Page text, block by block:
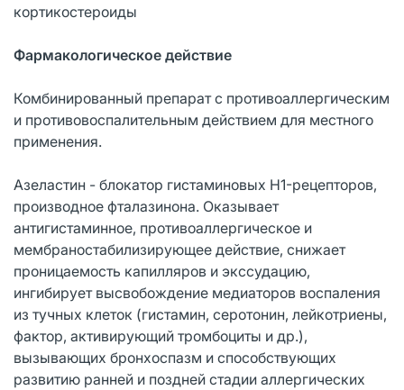
кортикостероиды
Фармакологическое действие
Комбинированный препарат с противоаллергическим
и противовоспалительным действием для местного
применения.
Азеластин - блокатор гистаминовых H1-рецепторов,
производное фталазинона. Оказывает
антигистаминное, противоаллергическое и
мембраностабилизирующее действие, снижает
проницаемость капилляров и экссудацию,
ингибирует высвобождение медиаторов воспаления
из тучных клеток (гистамин, серотонин, лейкотриены,
фактор, активирующий тромбоциты и др.),
вызывающих бронхоспазм и способствующих
развитию ранней и поздней стадии аллергических